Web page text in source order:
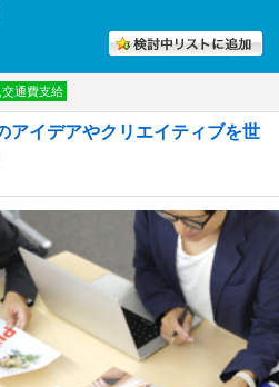
通費支給
アイデアやクリエイティブを世